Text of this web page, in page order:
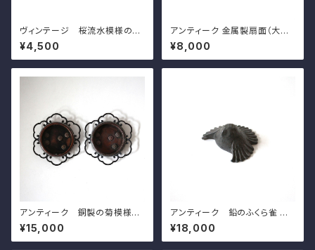
ヴィンテージ 桜流水模様の文
鎮 l20.0cm Vintage Japan
ese Mteal Paperweight, C
arved Design of Sakura Ch
¥4,500
アンティーク 金属製扇面（大黒）
壁掛 ｗ31.5cm Antique Ja
panese Fan Shaped Metal
Hanging Wall Decoration w
¥8,000
アンティーク 銅製の菊模様の
引手（一対）d8.8cm Antique
Japanese Copper Flower
Shaped Hikite Door Pull H
¥15,000
アンティーク 鉛のふくら雀 w
6.4cm Antique Japanese
Lead Fukura-Suzume Spar
row
¥18,000